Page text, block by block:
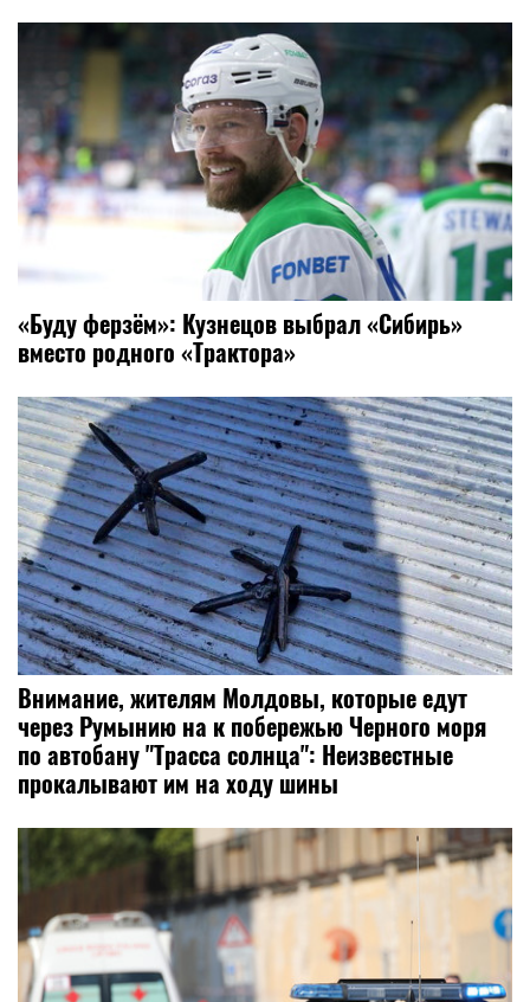
«Буду ферзём»: Кузнецов выбрал «Сибирь»
вместо родного «Трактора»
Внимание, жителям Молдовы, которые едут
через Румынию на к побережью Черного моря
по автобану "Трасса солнца": Неизвестные
прокалывают им на ходу шины